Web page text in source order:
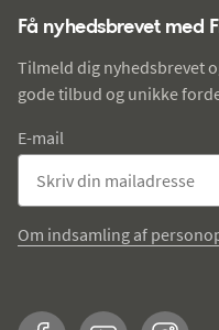
Få nyhedsbrevet med
Tilmeld dig nyhedsbrevet
gode tilbud og unikke
E-mail
Om indsamling af